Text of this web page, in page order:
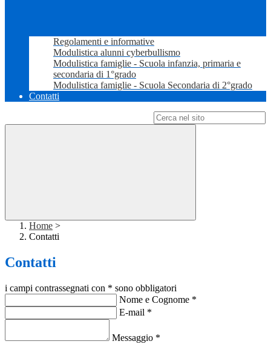
Regolamenti e informative
Modulistica alunni cyberbullismo
Modulistica famiglie - Scuola infanzia, primaria e
secondaria di 1°grado
Modulistica famiglie - Scuola Secondaria di 2°grado
Contatti
Home >
Contatti
Contatti
i campi contrassegnati con * sono obbligatori
Nome e Cognome *
E-mail *
Messaggio *